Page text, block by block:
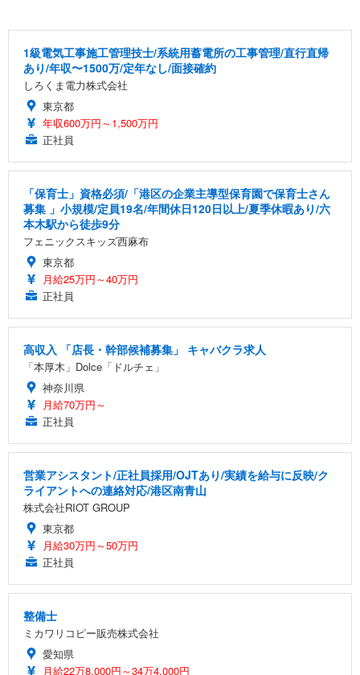
1級電気工事施工管理技士/系統用蓄電所の工事管理/直行直帰
あり/年収〜1500万/定年なし/面接確約
しろくま電力株式会社
東京都
年収600万円～1,500万円
正社員
「保育士」資格必須/「港区の企業主導型保育園で保育士さん
募集 」小規模/定員19名/年間休日120日以上/夏季休暇あり/六
本木駅から徒歩9分
フェニックスキッズ西麻布
東京都
月給25万円～40万円
正社員
高収入 「店長・幹部候補募集」 キャバクラ求人
「本厚木」Dolce「ドルチェ」
神奈川県
月給70万円～
正社員
営業アシスタント/正社員採用/OJTあり/実績を給与に反映/ク
ライアントへの連絡対応/港区南青山
株式会社RIOT GROUP
東京都
月給30万円～50万円
正社員
整備士
ミカワリコピー販売株式会社
愛知県
月給22万8,000円～34万4,000円